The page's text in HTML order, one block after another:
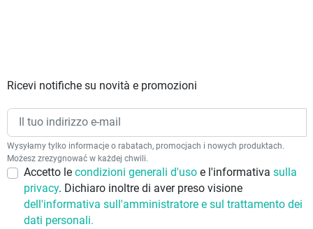
Ricevi notifiche su novità e promozioni
Wysyłamy tylko informacje o rabatach, promocjach i nowych produktach.
Możesz zrezygnować w każdej chwili.
Accetto le condizioni generali d'uso e l'informativa sulla
privacy. Dichiaro inoltre di aver preso visione
dell'informativa sull'amministratore e sul trattamento dei
dati personali.